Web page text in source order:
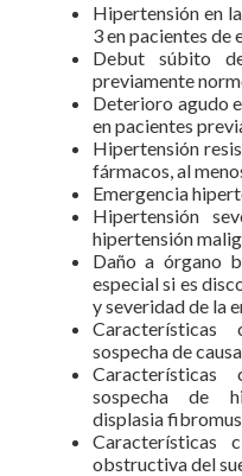
Hipertensión en
3 en pacientes de
Debut súbito
previamente
Deterioro agudo
en pacientes
Hipertensión
fármacos, al
Emergencia
Hipertensión
hipertensión
Daño a órgano
especial si es
y severidad de la
sospecha de
sospecha de
displasia
Características
obstructiva del